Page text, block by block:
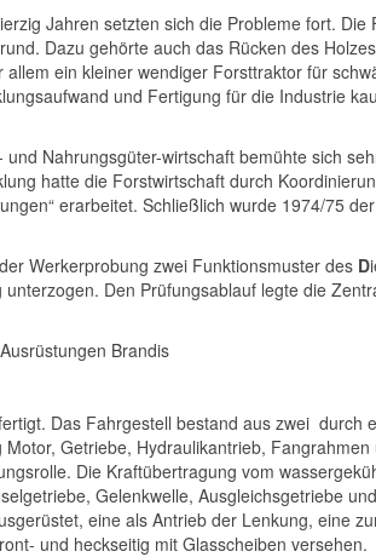
Jahren setzten sich die Probleme fort. Die
Dazu gehörte auch das Rücken des
ein kleiner wendiger Forsttraktor für
und Fertigung für die Industrie
Nahrungsgüter-wirtschaft bemühte sich
hatte die Forstwirtschaft durch
erarbeitet. Schließlich wurde 1974/75
Werkerprobung zwei Funktionsmuster des D
Den Prüfungsablauf legte die
Brandis
Das Fahrgestell bestand aus zwei durch
Getriebe, Hydraulikantrieb, Fangrahmen
Die Kraftübertragung vom
Gelenkwelle, Ausgleichsgetriebe
eine als Antrieb der Lenkung, eine
und heckseitig mit Glasscheiben versehen.